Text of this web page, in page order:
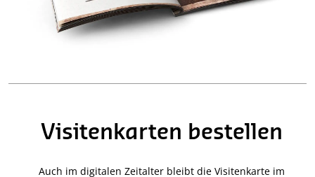
Visitenkarten bestellen
Auch im digitalen Zeitalter bleibt die Visitenkarte im